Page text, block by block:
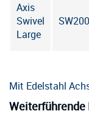
Axis
Swivel
Large
SW200
Mit Edelstahl
Weiterführende